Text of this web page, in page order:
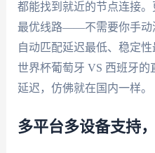
都能找到就近的节点连接
最优线路——不需要你手动
自动匹配延迟最低、稳定
世界杯葡萄牙 VS 西班牙
延迟，仿佛就在国内一样。
多平台多设备支持